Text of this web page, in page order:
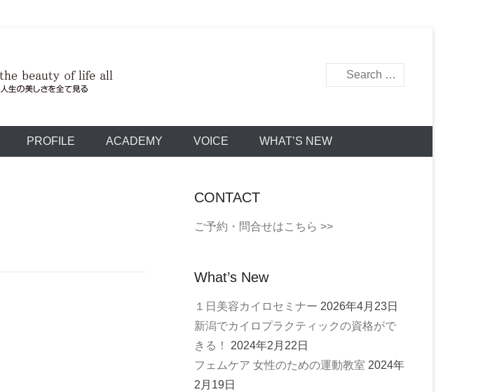
beauty of life all
索
PROFILE ACADEMY VOICE WHAT’S NEW
CONTACT
ご予約・問合せはこちら >>
What’s New
１日美容カイロセミナー 2026年4月23日
新潟でカイロプラクティックの資格がで
きる！
2024年2月22日
フェムケア 女性のための運動教室 2024年
2月19日